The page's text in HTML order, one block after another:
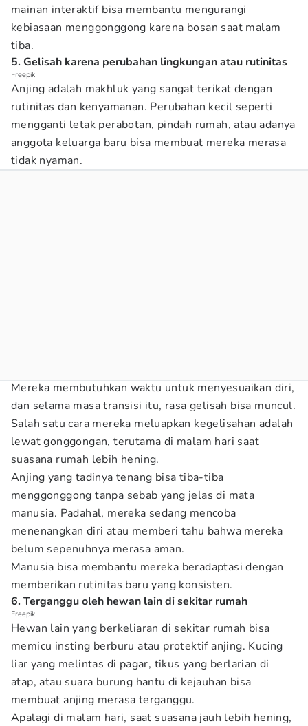
mainan interaktif bisa membantu mengurangi
kebiasaan menggonggong karena bosan saat malam
tiba.
5. Gelisah karena perubahan lingkungan atau rutinitas
Freepik
Anjing adalah makhluk yang sangat terikat dengan
rutinitas dan kenyamanan. Perubahan kecil seperti
mengganti letak perabotan, pindah rumah, atau adanya
anggota keluarga baru bisa membuat mereka merasa
tidak nyaman.
Mereka membutuhkan waktu untuk menyesuaikan diri,
dan selama masa transisi itu, rasa gelisah bisa muncul.
Salah satu cara mereka meluapkan kegelisahan adalah
lewat gonggongan, terutama di malam hari saat
suasana rumah lebih hening.
Anjing yang tadinya tenang bisa tiba-tiba
menggonggong tanpa sebab yang jelas di mata
manusia. Padahal, mereka sedang mencoba
menenangkan diri atau memberi tahu bahwa mereka
belum sepenuhnya merasa aman.
Manusia bisa membantu mereka beradaptasi dengan
memberikan rutinitas baru yang konsisten.
6. Terganggu oleh hewan lain di sekitar rumah
Freepik
Hewan lain yang berkeliaran di sekitar rumah bisa
memicu insting berburu atau protektif anjing. Kucing
liar yang melintas di pagar, tikus yang berlarian di
atap, atau suara burung hantu di kejauhan bisa
membuat anjing merasa terganggu.
Apalagi di malam hari, saat suasana jauh lebih hening,